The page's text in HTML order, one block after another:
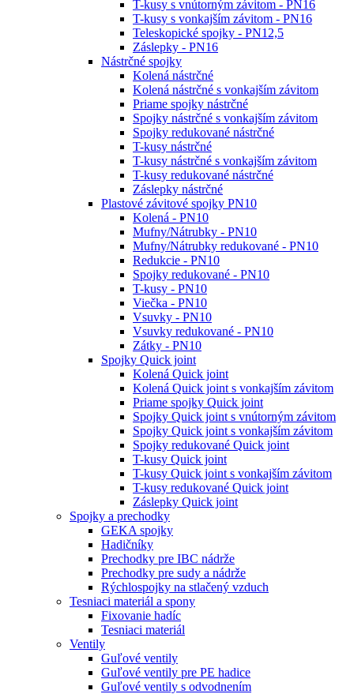
T-kusy s vnútorným závitom - PN16
T-kusy s vonkajším závitom - PN16
Teleskopické spojky - PN12,5
Záslepky - PN16
Nástrčné spojky
Kolená nástrčné
Kolená nástrčné s vonkajším závitom
Priame spojky nástrčné
Spojky nástrčné s vonkajším závitom
Spojky redukované nástrčné
T-kusy nástrčné
T-kusy nástrčné s vonkajším závitom
T-kusy redukované nástrčné
Záslepky nástrčné
Plastové závitové spojky PN10
Kolená - PN10
Mufny/Nátrubky - PN10
Mufny/Nátrubky redukované - PN10
Redukcie - PN10
Spojky redukované - PN10
T-kusy - PN10
Viečka - PN10
Vsuvky - PN10
Vsuvky redukované - PN10
Zátky - PN10
Spojky Quick joint
Kolená Quick joint
Kolená Quick joint s vonkajším závitom
Priame spojky Quick joint
Spojky Quick joint s vnútorným závitom
Spojky Quick joint s vonkajším závitom
Spojky redukované Quick joint
T-kusy Quick joint
T-kusy Quick joint s vonkajším závitom
T-kusy redukované Quick joint
Záslepky Quick joint
Spojky a prechodky
GEKA spojky
Hadičníky
Prechodky pre IBC nádrže
Prechodky pre sudy a nádrže
Rýchlospojky na stlačený vzduch
Tesniaci materiál a spony
Fixovanie hadíc
Tesniaci materiál
Ventily
Guľové ventily
Guľové ventily pre PE hadice
Guľové ventily s odvodnením